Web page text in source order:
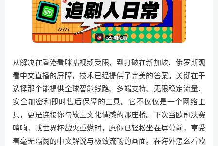
从解决在香港看咪咕视频受限，到打破在新加坡、俄罗斯观
看中文直播的屏障，技术已经提供了完美的答案。关键在于
选择那个能提供全球智能线路、多端支持、无限稳定流量、
安全加密和即时售后保障的工具。它不仅仅是一个网络工
具，更是连接你与故土文化情感的那座桥。下次当欧冠决赛
哨响，或世界杯战火重燃时，愿你已轻松坐在屏幕前，享受
着毫无隔阂的中文解说与极致流畅的画面。在海外怎么看欧